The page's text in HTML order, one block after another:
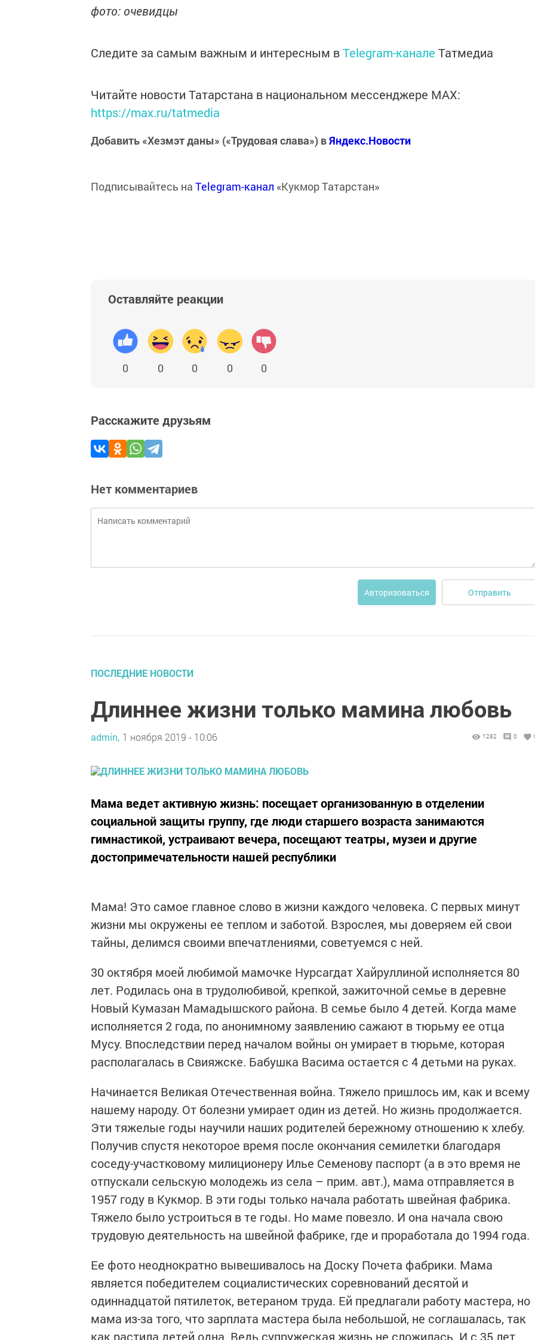
фото: очевидцы
Следите за самым важным и интересным вTelegram-канале Татмедиа
Читайте новости Татарстана в национальном мессенджере MАХ:
https://max.ru/tatmedia
Добавить «Хезмэт даны» («Трудовая слава») вЯндекс.Новости
Подписывайтесь на Telegram-канал «Кукмор Татарстан»
Оставляйте реакции
0 0 0 0 0
Расскажите друзьям
Нет комментариев
Авторизоваться Отправить
ПОСЛЕДНИЕ НОВОСТИ
Длиннее жизни только мамина любовь
admin, 1 ноября 2019 - 10:06 1282 0
Мама ведет активную жизнь: посещает организованную в отделении
социальной защиты группу, где люди старшего возраста занимаются
гимнастикой, устраивают вечера, посещают театры, музеи и другие
достопримечательности нашей республики
Мама! Это самое главное слово в жизни каждого человека. С первых минут
жизни мы окружены ее теплом и заботой. Взрослея, мы доверяем ей свои
тайны, делимся своими впечатлениями, советуемся с ней.
30 октября моей любимой мамочке Нурсагдат Хайруллиной исполняется 80
лет. Родилась она в трудолюбивой, крепкой, зажиточной семье в деревне
Новый Кумазан Мамадышского района. В семье было 4 детей. Когда маме
исполняется 2 года, по анонимному заявлению сажают в тюрьму ее отца
Мусу. Впоследствии перед началом войны он умирает в тюрьме, которая
располагалась в Свияжске. Бабушка Васима остается с 4 детьми на руках.
Начинается Великая Отечественная война. Тяжело пришлось им, как и всему
нашему народу. От болезни умирает один из детей. Но жизнь продолжается.
Эти тяжелые годы научили наших родителей бережному отношению к хлебу.
Получив спустя некоторое время после окончания семилетки благодаря
соседу-участковому милиционеру Илье Семенову паспорт (а в это время не
отпускали сельскую молодежь из села – прим. авт.), мама отправляется в
1957 году в Кукмор. В эти годы только начала работать швейная фабрика.
Тяжело было устроиться в те годы. Но маме повезло. И она начала свою
трудовую деятельность на швейной фабрике, где и проработала до 1994 года.
Ее фото неоднократно вывешивалось на Доску Почета фабрики. Мама
является победителем социалистических соревнований десятой и
одиннадцатой пятилеток, ветераном труда. Ей предлагали работу мастера, но
мама из-за того, что зарплата мастера была небольшой, не соглашалась, так
как растила детей одна. Ведь супружеская жизнь не сложилась. И с 35 лет